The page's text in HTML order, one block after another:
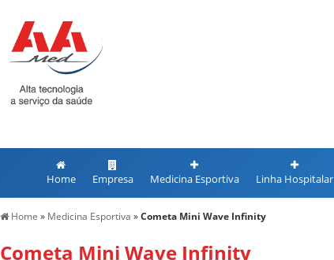
Home Empresa Medicina Esportiva Linha Hospitalar
Home » Medicina Esportiva »Cometa Mini Wave Infinity
Cometa Mini Wave Infinity